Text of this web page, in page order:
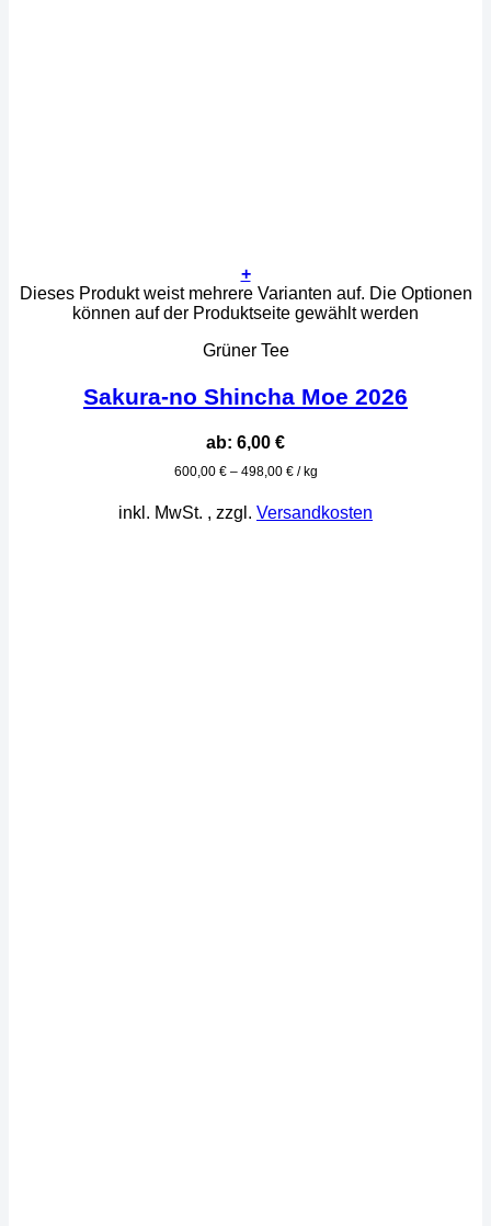
+
Dieses Produkt weist mehrere Varianten auf. Die Optionen
können auf der Produktseite gewählt werden
Grüner Tee
Sakura-no Shincha Moe 2026
ab: 6,00 €
600,00 €– 498,00 €/ kg
inkl. MwSt. , zzgl. Versandkosten